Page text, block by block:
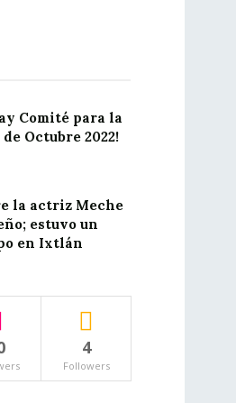
Comité para la
Octubre 2022!
la actriz Meche
estuvo un
en Ixtlán
4
Followers